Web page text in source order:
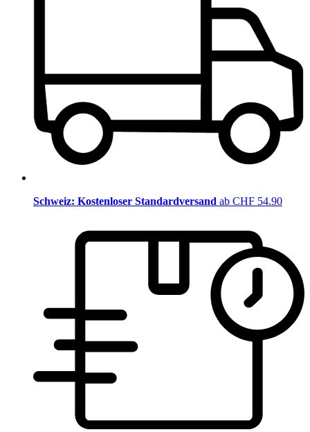
Schweiz: Kostenloser Standardversand ab CHF 54.90